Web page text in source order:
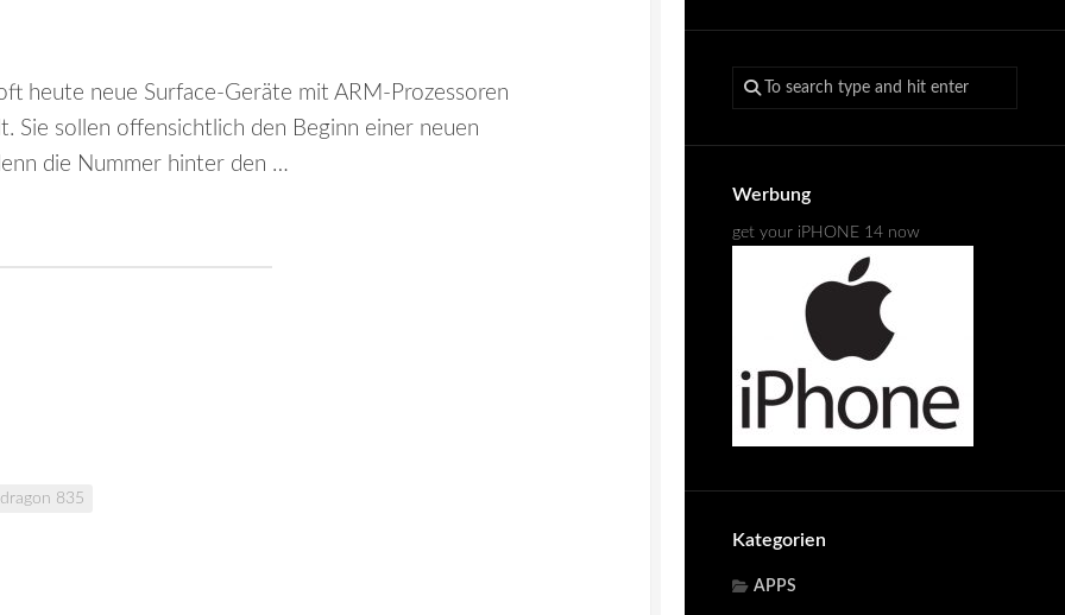
Werbung
get your iPHONE 14 now
Kategorien
APPS
heute neue Surface-Geräte mit ARM-Prozessoren
Sie sollen offensichtlich den Beginn einer neuen
die Nummer hinter den …
835